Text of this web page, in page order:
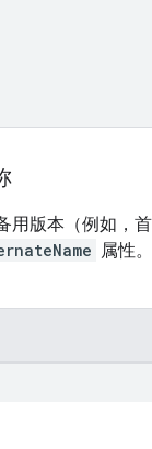
用版本（例如，
属性